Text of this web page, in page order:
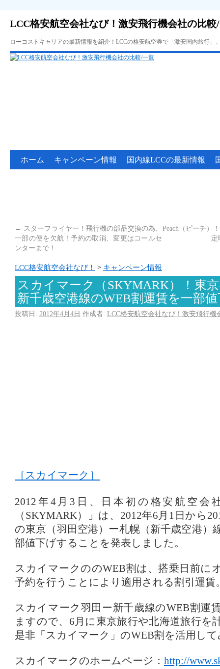
LCC格安航空会社なび！激安飛行機会社の比較
ローコストキャリアの最新情報を紹介！LCCの格安航空券で「激安国内旅行
ホーム キャンペーン情報 国内線LCCの最新情報
← スターフライヤー！飛行機の部品交換の為、
一部の便を欠航！予約の取消、変更はコールセ
ンターまで！
Peach（ピーチ）
定
LCC格安航空会社なび！ > キャンペーン情報
スカイマーク（SKYMARK）！東
新千歳空港線のWEB割運賃を一部
投稿日: 2012年4月4日 作成者: LCC格安航空会社なび！激安飛行機
［スカイマーク］
2012年4月3日、日本初の格安航空会
（SKYMARK）」は、2012年6月1日から
の東京（羽田空港）ー札幌（新千歳空港）
部値下げすることを発表しました。
スカイマークののWEB割は、搭乗日前に
予約を行うことにより適用される割引運賃
スカイマーク羽田ー新千歳線のWEB割運
ますので、6月に東京旅行や北海道旅行を
是非「スカイマーク」のWEB割を活用し
スカイマークのホームページ： http://